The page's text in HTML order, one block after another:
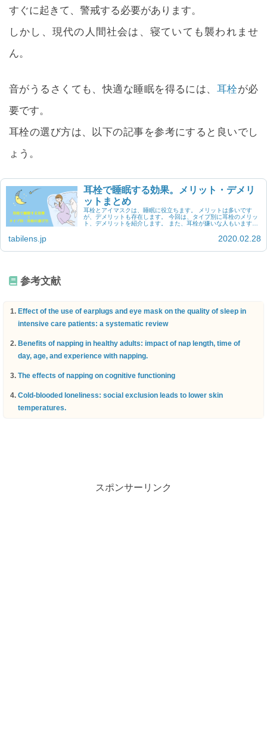
すぐに起きて、警戒する必要があります。
しかし、現代の人間社会は、寝ていても襲われませ
ん。
音がうるさくても、快適な睡眠を得るには、 耳栓が必
要です。
耳栓の選び方は、以下の記事を参考にすると良いでし
ょう。
耳栓で睡眠する効果。メリット・デメリ
ットまとめ
耳栓とアイマスクは、睡眠に役立ちます。 メリットは多いです
が、デメリットも存在します。 今回は、タイプ別に耳栓のメリッ
ト、デメリットを紹介します。 また、耳栓が嫌いな人もいます。
tabilens.jp 2020.02.28
参考文献
Effect of the use of earplugs and eye mask on the quality of sleep in
intensive care patients: a systematic review
Benefits of napping in healthy adults: impact of nap length, time of
day, age, and experience with napping.
The effects of napping on cognitive functioning
Cold-blooded loneliness: social exclusion leads to lower skin
temperatures.
スポンサーリンク